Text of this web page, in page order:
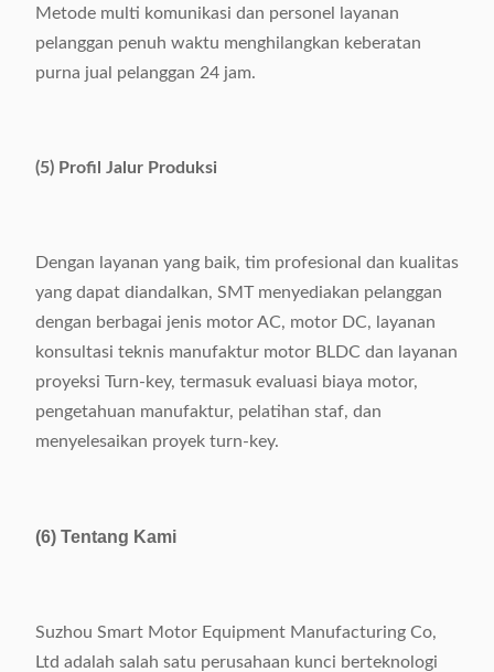
Metode multi komunikasi dan personel layanan
pelanggan penuh waktu menghilangkan keberatan
purna jual pelanggan 24 jam.
(5) Profil Jalur Produksi
Dengan layanan yang baik, tim profesional dan kualitas
yang dapat diandalkan, SMT menyediakan pelanggan
dengan berbagai jenis motor AC, motor DC, layanan
konsultasi teknis manufaktur motor BLDC dan layanan
proyeksi Turn-key, termasuk evaluasi biaya motor,
pengetahuan manufaktur, pelatihan staf, dan
menyelesaikan proyek turn-key.
(6) Tentang Kami
Suzhou Smart Motor Equipment Manufacturing Co,
Ltd adalah salah satu perusahaan kunci berteknologi